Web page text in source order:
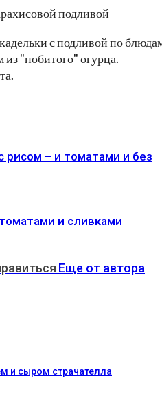
с подливой по
из "побитого" огурца.
рисом – и томатами и без
и сливками
Еще от автора
и сыром страчателла